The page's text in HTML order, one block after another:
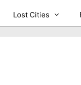
Lost Cities